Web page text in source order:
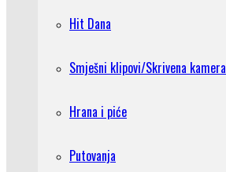
Hit Dana
Smješni klipovi/Skrivena kamera
Hrana i piće
Putovanja